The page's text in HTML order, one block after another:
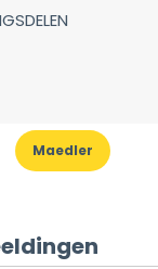
Maedler